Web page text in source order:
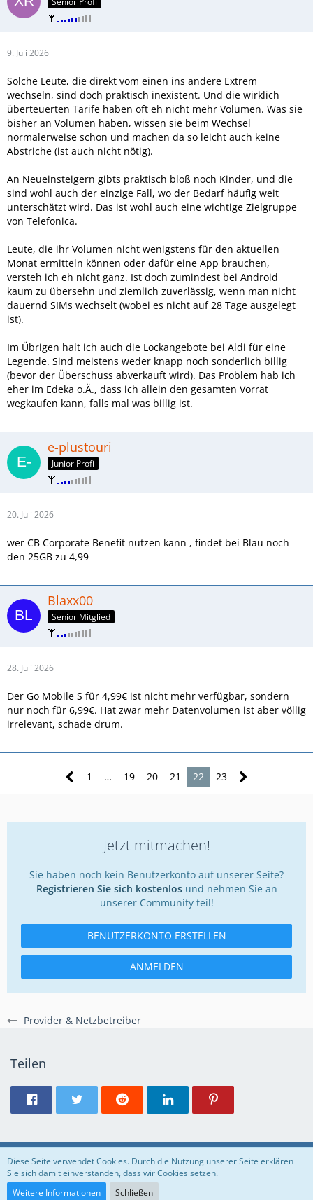
Provider & Netzbetreiber
9. Juli 2026
Solche Leute, die direkt vom einen ins andere Extrem
wechseln, sind doch praktisch inexistent. Und die wirklich
überteuerten Tarife haben oft eh nicht mehr Volumen. Was sie
bisher an Volumen haben, wissen sie beim Wechsel
normalerweise schon und machen da so leicht auch keine
Abstriche (ist auch nicht nötig).
An Neueinsteigern gibts praktisch bloß noch Kinder, und die
sind wohl auch der einzige Fall, wo der Bedarf häufig weit
unterschätzt wird. Das ist wohl auch eine wichtige Zielgruppe
von Telefonica.
Leute, die ihr Volumen nicht wenigstens für den aktuellen
Monat ermitteln können oder dafür eine App brauchen,
versteh ich eh nicht ganz. Ist doch zumindest bei Android
kaum zu übersehn und ziemlich zuverlässig, wenn man nicht
dauernd SIMs wechselt (wobei es nicht auf 28 Tage ausgelegt
ist).
Im Übrigen halt ich auch die Lockangebote bei Aldi für eine
Legende. Sind meistens weder knapp noch sonderlich billig
(bevor der Überschuss abverkauft wird). Das Problem hab ich
eher im Edeka o.Ä., dass ich allein den gesamten Vorrat
wegkaufen kann, falls mal was billig ist.
e-plustouri
Junior Profi
20. Juli 2026
wer CB Corporate Benefit nutzen kann , findet bei Blau noch
den 25GB zu 4,99
Blaxx00
Senior Mitglied
28. Juli 2026
Der Go Mobile S für 4,99€ ist nicht mehr verfügbar, sondern
nur noch für 6,99€. Hat zwar mehr Datenvolumen ist aber völlig
irrelevant, schade drum.
1 … 19 20 21 22 23
Jetzt mitmachen!
Sie haben noch kein Benutzerkonto auf unserer Seite?
Registrieren Sie sich kostenlosund nehmen Sie an
unserer Community teil!
BENUTZERKONTO ERSTELLEN
ANMELDEN
Teilen
Regeln Datenschutzerklärung Impressum
Community-Software:
Diese Seite verwendet Cookies. Durch die Nutzung unserer Seite erklären
Sie sich damit einverstanden, dass wir Cookies setzen.
Weitere Informationen
Schließen